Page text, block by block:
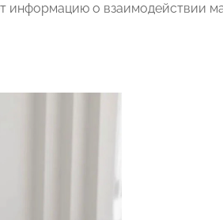
о взаимодействии